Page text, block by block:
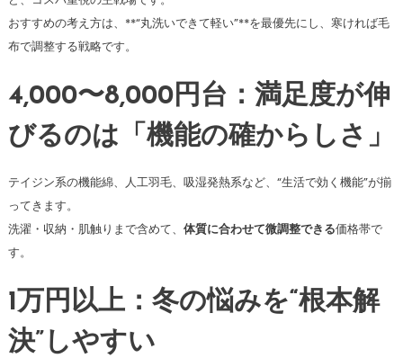
おすすめの考え方は、**“丸洗いできて軽い”**を最優先にし、寒ければ毛
布で調整する戦略です。
4,000〜8,000円台：満足度が伸
びるのは「機能の確からしさ」
テイジン系の機能綿、人工羽毛、吸湿発熱系など、“生活で効く機能”が揃
ってきます。
洗濯・収納・肌触りまで含めて、 体質に合わせて微調整できる価格帯で
す。
1万円以上：冬の悩みを“根本解
決”しやすい